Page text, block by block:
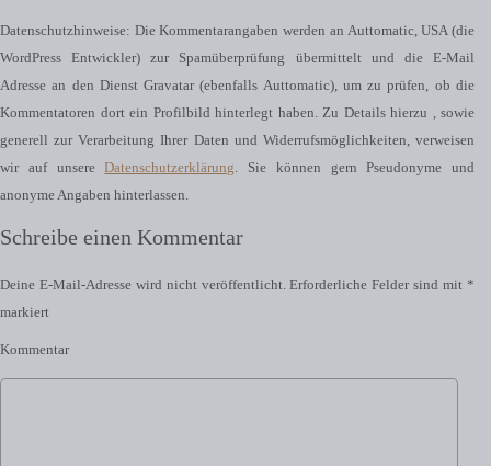
Datenschutzhinweise: Die Kommentarangaben werden an Auttomatic, USA (die
WordPress Entwickler) zur Spamüberprüfung übermittelt und die E-Mail
Adresse an den Dienst Gravatar (ebenfalls Auttomatic), um zu prüfen, ob die
Kommentatoren dort ein Profilbild hinterlegt haben. Zu Details hierzu , sowie
generell zur Verarbeitung Ihrer Daten und Widerrufsmöglichkeiten, verweisen
wir auf unsereDatenschutzerklärung . Sie können gern Pseudonyme und
anonyme Angaben hinterlassen.
Schreibe einen Kommentar
Deine E-Mail-Adresse wird nicht veröffentlicht. Erforderliche Felder sind mit *
markiert
Kommentar